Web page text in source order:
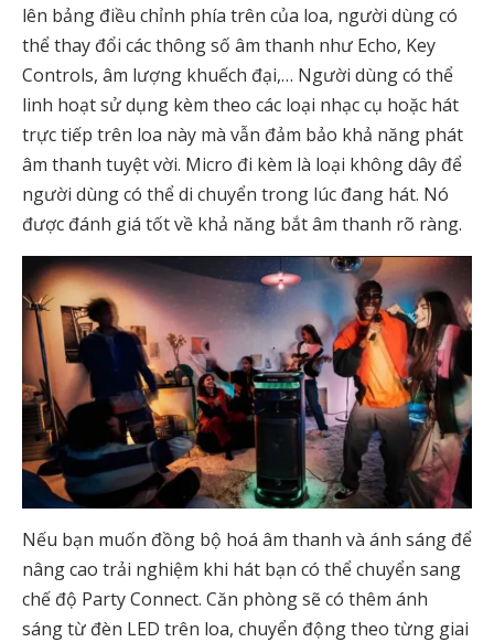
lên bảng điều chỉnh phía trên của loa, người dùng có
thể thay đổi các thông số âm thanh như Echo, Key
Controls, âm lượng khuếch đại,… Người dùng có thể
linh hoạt sử dụng kèm theo các loại nhạc cụ hoặc hát
trực tiếp trên loa này mà vẫn đảm bảo khả năng phát
âm thanh tuyệt vời. Micro đi kèm là loại không dây để
người dùng có thể di chuyển trong lúc đang hát. Nó
được đánh giá tốt về khả năng bắt âm thanh rõ ràng.
Nếu bạn muốn đồng bộ hoá âm thanh và ánh sáng để
nâng cao trải nghiệm khi hát bạn có thể chuyển sang
chế độ Party Connect. Căn phòng sẽ có thêm ánh
sáng từ đèn LED trên loa, chuyển động theo từng giai